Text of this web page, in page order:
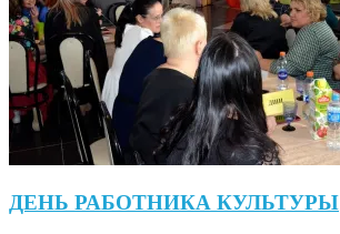
ДЕНЬ РАБОТНИКА КУЛЬТУРЫ